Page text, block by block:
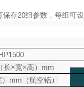
存20组参数，每组可
长×宽×高） mm
mm （航空铝）